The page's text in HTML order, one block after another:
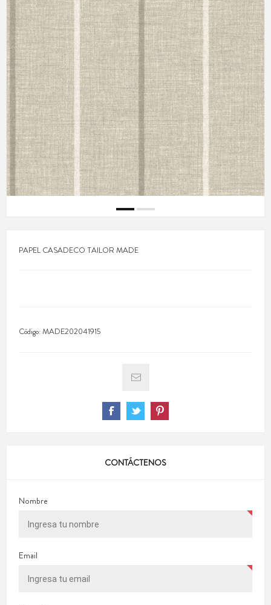
PAPEL CASADECO TAILOR MADE
Código:MADE202041915
CONTÁCTENOS
Nombre
Email